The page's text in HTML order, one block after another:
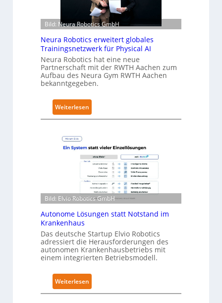
r
h
ä
l
t
S
e
c
u
r
t
L
e
e
l
-
2
Z
e
r
i
f
Bild: Neura Robotics GmbH
Neura Robotics erweitert globales
Trainingsnetzwerk für Physical AI
Neura Robotics hat eine neue
Partnerschaft mit der RWTH Aachen zum
Aufbau des Neura Gym RWTH Aachen
bekanntgegeben.
Weiterlesen
N
r
a
o
b
o
t
c
s
e
r
w
i
Bild: Elvio Robotics GmbH
Autonome Lösungen statt Notstand im
Krankenhaus
Das deutsche Startup Elvio Robotics
adressiert die Herausforderungen des
autonomen Krankenhausbetriebs mit
einem integrierten Betriebsmodell.
Weiterlesen
A